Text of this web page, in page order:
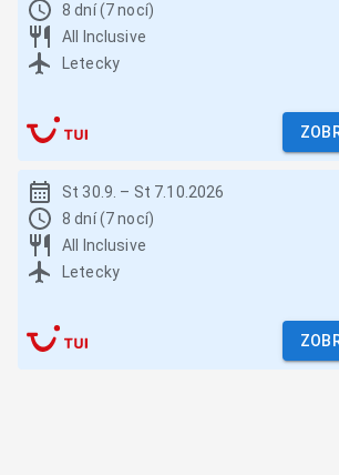
8 dní (7 nocí)
All Inclusive
Letecky
St 30.9. – St 7.10.2026
8 dní (7 nocí)
All Inclusive
Letecky